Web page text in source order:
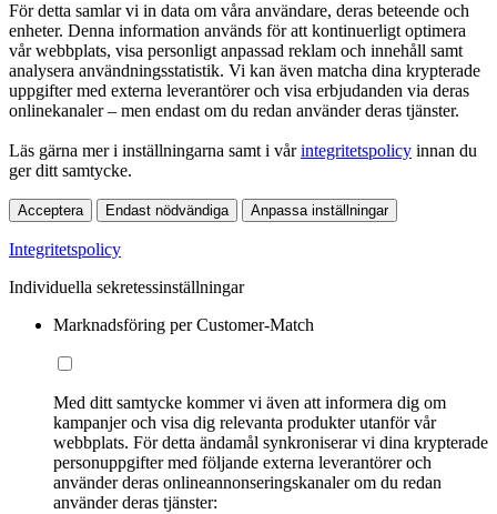
För detta samlar vi in data om våra användare, deras beteende och
enheter. Denna information används för att kontinuerligt optimera
vår webbplats, visa personligt anpassad reklam och innehåll samt
analysera användningsstatistik. Vi kan även matcha dina krypterade
uppgifter med externa leverantörer och visa erbjudanden via deras
onlinekanaler – men endast om du redan använder deras tjänster.
Läs gärna mer i inställningarna samt i vårintegritetspolicy innan du
ger ditt samtycke.
Acceptera Endast nödvändiga Anpassa inställningar
Integritetspolicy
Individuella sekretessinställningar
Marknadsföring per Customer-Match
Med ditt samtycke kommer vi även att informera dig om
kampanjer och visa dig relevanta produkter utanför vår
webbplats. För detta ändamål synkroniserar vi dina krypterade
personuppgifter med följande externa leverantörer och
använder deras onlineannonseringskanaler om du redan
använder deras tjänster: